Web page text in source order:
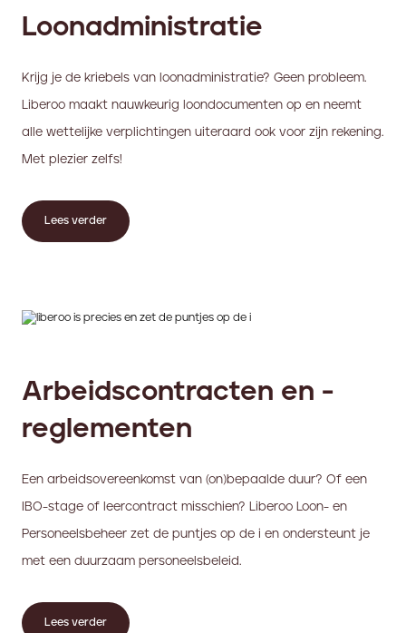
Loonadministratie
Krijg je de kriebels van loonadministratie? Geen probleem.
Liberoo maakt nauwkeurig loondocumenten op en neemt
alle wettelijke verplichtingen uiteraard ook voor zijn rekening.
Met plezier zelfs!
Lees verder
Arbeidscontracten en -
reglementen
Een arbeidsovereenkomst van (on)bepaalde duur? Of een
IBO-stage of leercontract misschien? Liberoo Loon- en
Personeelsbeheer zet de puntjes op de i en ondersteunt je
met een duurzaam personeelsbeleid.
Lees verder